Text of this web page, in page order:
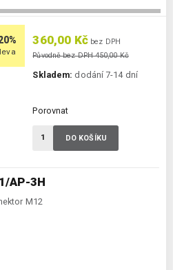
AP-3H
M12
360,00 Kč bez DPH
Původně bez DPH 450,00 Kč
Skladem: dodání 7-14 dní
Porovnat
DO KOŠÍKU